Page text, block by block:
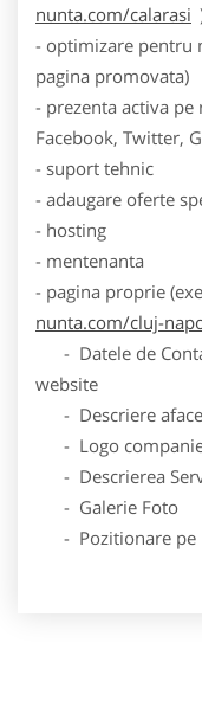
nunta.com/calarasi
- optimizare pentru
pagina promovata)
- prezenta activa
Facebook, Twitter,
- suport tehnic
- adaugare oferte
- hosting
- mentenanta
- pagina proprie
nunta.com/cluj-
- Datele de
website
- Descriere
- Logo
- Descrierea
- Galerie Foto
- Pozitionare pe